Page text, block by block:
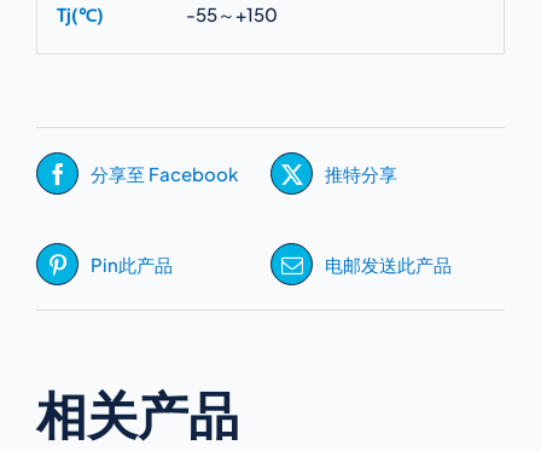
Tj(℃) -55～+150
分享至 Facebook 推特分享
Pin此产品 电邮发送此产品
相关产品